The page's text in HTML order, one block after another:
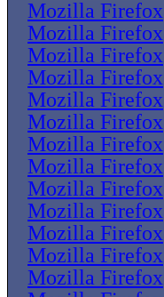
Mozilla Firefox
Mozilla Firefox
Mozilla Firefox
Mozilla Firefox
Mozilla Firefox
Mozilla Firefox
Mozilla Firefox
Mozilla Firefox
Mozilla Firefox
Mozilla Firefox
Mozilla Firefox
Mozilla Firefox
Mozilla Firefox